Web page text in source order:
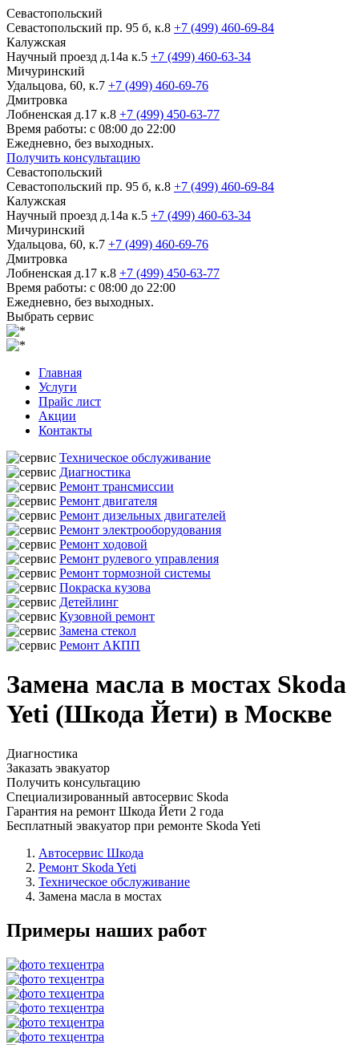
Севастопольский
Севастопольский пр. 95 б, к.8 +7 (499) 460-69-84
Калужская
Научный проезд д.14а к.5 +7 (499) 460-63-34
Мичуринский
Удальцова, 60, к.7 +7 (499) 460-69-76
Дмитровка
Лобненская д.17 к.8 +7 (499) 450-63-77
Время работы: с 08:00 до 22:00
Ежедневно, без выходных.
Получить консультацию
Севастопольский
Севастопольский пр. 95 б, к.8 +7 (499) 460-69-84
Калужская
Научный проезд д.14а к.5 +7 (499) 460-63-34
Мичуринский
Удальцова, 60, к.7 +7 (499) 460-69-76
Дмитровка
Лобненская д.17 к.8 +7 (499) 450-63-77
Время работы: с 08:00 до 22:00
Ежедневно, без выходных.
Выбрать сервис
Главная
Услуги
Прайс лист
Акции
Контакты
Техническое обслуживание
Диагностика
Ремонт трансмиссии
Ремонт двигателя
Ремонт дизельных двигателей
Ремонт электрооборудования
Ремонт ходовой
Ремонт рулевого управления
Ремонт тормозной системы
Покраска кузова
Детейлинг
Кузовной ремонт
Замена стекол
Ремонт АКПП
Замена масла в мостах Skoda
Yeti (Шкода Йети) в Москве
Диагностика
Заказать эвакуатор
Получить консультацию
Специализированный автосервис Skoda
Гарантия на ремонт Шкода Йети 2 года
Бесплатный эвакуатор при ремонте Skoda Yeti
Автосервис Шкода
Ремонт Skoda Yeti
Техническое обслуживание
Замена масла в мостах
Примеры наших работ